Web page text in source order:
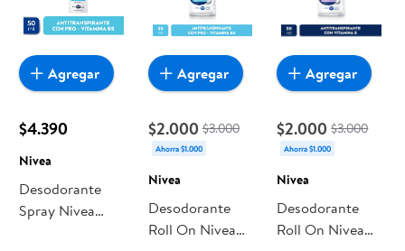
$4.390
Nivea
Desodorante
Spray Nivea
Agregar
$2.000 $3.000
Ahorra $1.000
Nivea
Desodorante
Roll On Nivea
Agregar
$2.000 $3.000
Ahorra $1.000
Nivea
Desodorante
Roll On Nivea
Agregar